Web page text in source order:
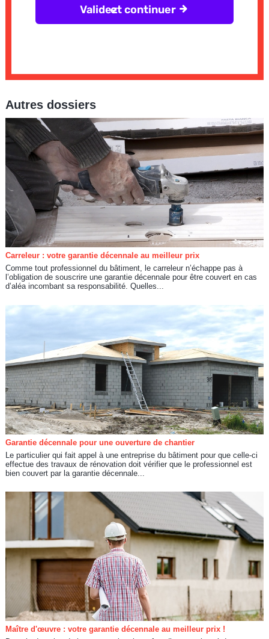
Autres dossiers
Carreleur : votre garantie décennale au meilleur prix
Comme tout professionnel du bâtiment, le carreleur n’échappe pas à
l’obligation de souscrire une garantie décennale pour être couvert en cas
d’aléa incombant sa responsabilité. Quelles...
Garantie décennale pour une ouverture de chantier
Le particulier qui fait appel à une entreprise du bâtiment pour que celle-ci
effectue des travaux de rénovation doit vérifier que le professionnel est
bien couvert par la garantie décennale...
Maître d'œuvre : votre garantie décennale au meilleur prix !